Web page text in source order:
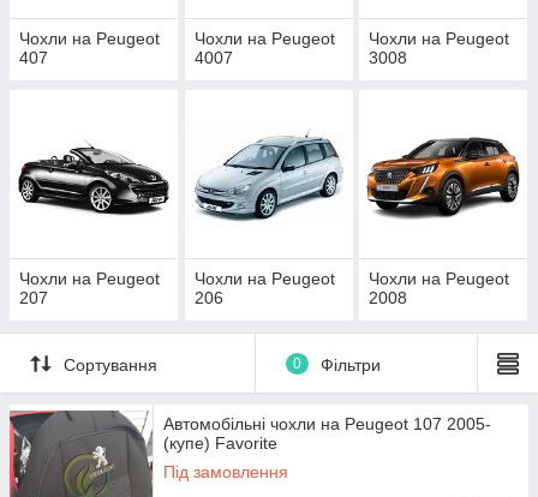
Чохли на Peugeot
407
Чохли на Peugeot
4007
Чохли на Peugeot
3008
Чохли на Peugeot
207
Чохли на Peugeot
206
Чохли на Peugeot
2008
Сортування 0 Фільтри
Автомобільні чохли на Peugeot 107 2005-
(купе) Favorite
Під замовлення